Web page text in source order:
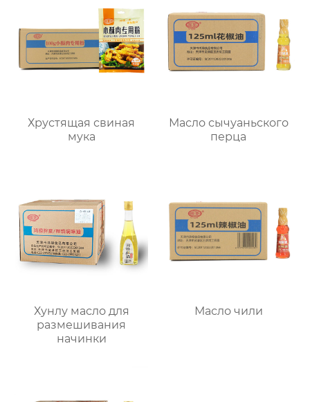
Хрустящая свиная
мука
Масло сычуаньского
перца
Хунлу масло для
размешивания
начинки
Масло чили